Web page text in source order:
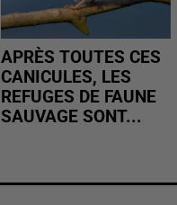
APRÈS TOUTES CES
CANICULES, LES
REFUGES DE FAUNE
SAUVAGE SONT...